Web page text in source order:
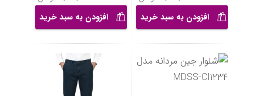
افزودن به سبد خرید
افزودن به سبد خرید